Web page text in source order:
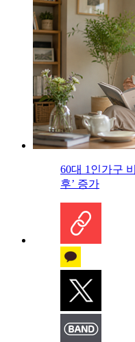
60대 1인가구
후’ 증가